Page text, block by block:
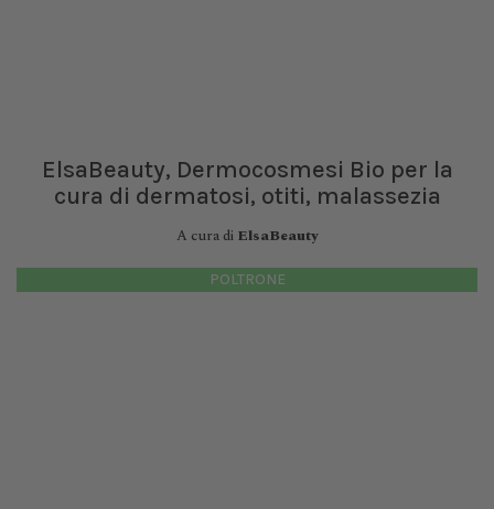
ElsaBeauty, Dermocosmesi Bio per la
cura di dermatosi, otiti, malassezia
A cura di ElsaBeauty
POLTRONE